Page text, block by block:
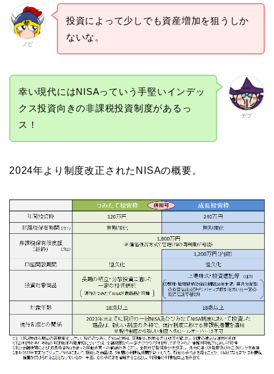
ノビ
投資によって少しでも資産増加を狙うしか
ないな。
デブ
幸い現代にはNISAっていう手堅いインデッ
クス投資向きの非課税投資制度があるっ
ス！
2024年より制度改正されたNISAの概要。